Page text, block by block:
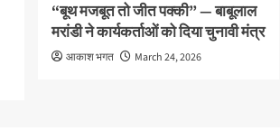
“बूथ मजबूत तो जीत पक्की” — बाबूलाल
मरांडी ने कार्यकर्ताओं को दिया चुनावी मंत्र
आकाश भगत March 24, 2026